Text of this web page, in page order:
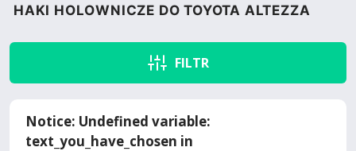
HAKI HOLOWNICZE DO TOYOTA ALTEZZA
FILTR
Notice: Undefined variable:
text_you_have_chosen in